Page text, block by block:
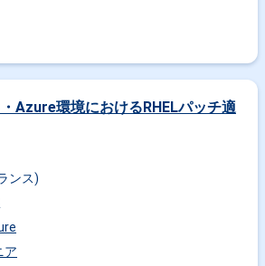
・Azure環境におけるRHELパッチ適
ンス)
ア